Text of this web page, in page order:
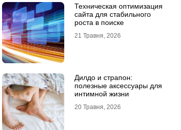
Техническая оптимизация
сайта для стабильного
роста в поиске
21 Травня, 2026
Дилдо и страпон:
полезные аксессуары для
интимной жизни
20 Травня, 2026